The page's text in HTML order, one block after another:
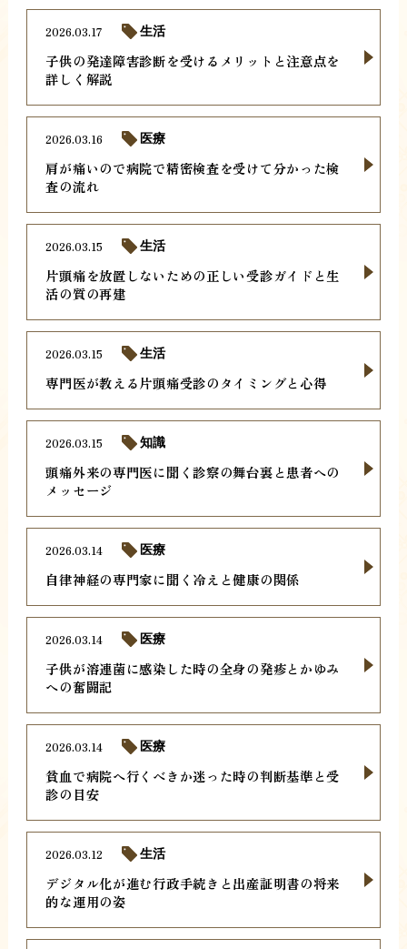
子供の発達障害診断を受けるメリットと注意点を
詳しく解説
2026.03.17 生活
肩が痛いので病院で精密検査を受けて分かった検
査の流れ
2026.03.16 医療
片頭痛を放置しないための正しい受診ガイドと生
活の質の再建
2026.03.15 生活
専門医が教える片頭痛受診のタイミングと心得
2026.03.15 生活
頭痛外来の専門医に聞く診察の舞台裏と患者への
メッセージ
2026.03.15 知識
自律神経の専門家に聞く冷えと健康の関係
2026.03.14 医療
子供が溶連菌に感染した時の全身の発疹とかゆみ
への奮闘記
2026.03.14 医療
貧血で病院へ行くべきか迷った時の判断基準と受
診の目安
2026.03.14 医療
デジタル化が進む行政手続きと出産証明書の将来
的な運用の姿
2026.03.12 生活